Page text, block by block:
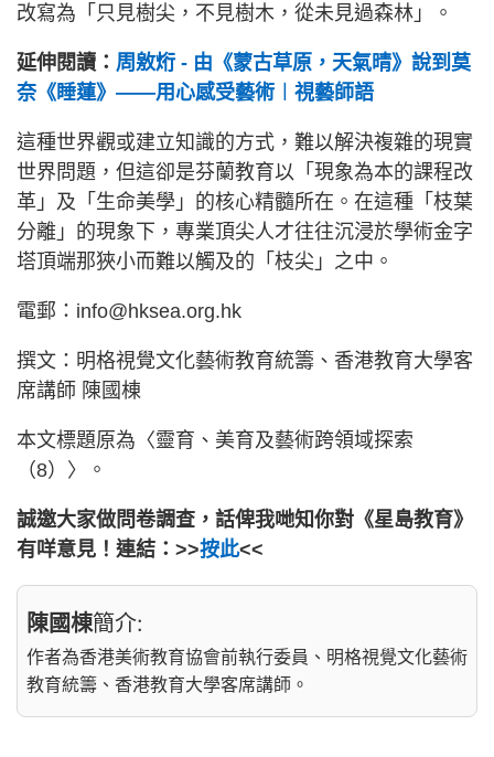
改寫為「只見樹尖，不見樹木，從未見過森林」。
延伸閱讀： 周敫烆 - 由《蒙古草原，天氣晴》說到莫
奈《睡蓮》——用心感受藝術︱視藝師語
這種世界觀或建立知識的方式，難以解決複雜的現實
世界問題，但這卻是芬蘭教育以「現象為本的課程改
革」及「生命美學」的核心精髓所在。在這種「枝葉
分離」的現象下，專業頂尖人才往往沉浸於學術金字
塔頂端那狹小而難以觸及的「枝尖」之中。
電郵：info@hksea.org.hk
撰文：明格視覺文化藝術教育統籌、香港教育大學客
席講師 陳國棟
本文標題原為〈靈育、美育及藝術跨領域探索
（8）〉。
誠邀大家做問卷調查，話俾我哋知你對《星島教育》
有咩意見！連結：>>按此<<
陳國棟簡介:
作者為香港美術教育協會前執行委員、明格視覺文化藝術
教育統籌、香港教育大學客席講師。